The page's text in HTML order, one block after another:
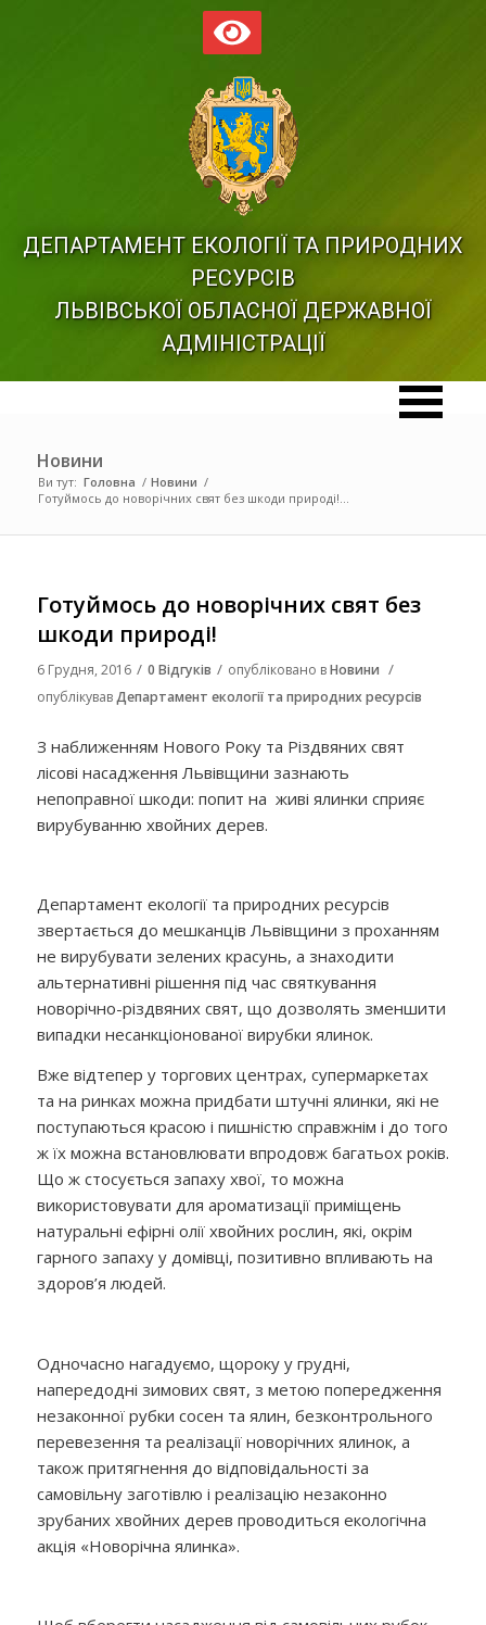
ДЕПАРТАМЕНТ ЕКОЛОГІЇ ТА ПРИРОДНИХ
РЕСУРСІВ
ЛЬВІВСЬКОЇ ОБЛАСНОЇ ДЕРЖАВНОЇ
АДМІНІСТРАЦІЇ
Новини
Ви тут: Головна / Новини /
Готуймось до новорічних свят без шкоди природі!...
Готуймось до новорічних свят без
шкоди природі!
6 Грудня, 2016 / 0 Відгуків / опубліковано вНовини /
опублікувавДепартамент екології та природних ресурсів
З наближенням Нового Року та Різдвяних свят
лісові насадження Львівщини зазнають
непоправної шкоди: попит на живі ялинки сприяє
вирубуванню хвойних дерев.
Департамент екології та природних ресурсів
звертається до мешканців Львівщини з проханням
не вирубувати зелених красунь, а знаходити
альтернативні рішення під час святкування
новорічно-різдвяних свят, що дозволять зменшити
випадки несанкціонованої вирубки ялинок.
Вже відтепер у торгових центрах, супермаркетах
та на ринках можна придбати штучні ялинки, які не
поступаються красою і пишністю справжнім і до того
ж їх можна встановлювати впродовж багатьох років.
Що ж стосується запаху хвої, то можна
використовувати для ароматизації приміщень
натуральні ефірні олії хвойних рослин, які, окрім
гарного запаху у домівці, позитивно впливають на
здоров’я людей.
Одночасно нагадуємо, щороку у грудні,
напередодні зимових свят, з метою попередження
незаконної рубки сосен та ялин, безконтрольного
перевезення та реалізації новорічних ялинок, а
також притягнення до відповідальності за
самовільну заготівлю і реалізацію незаконно
зрубаних хвойних дерев проводиться екологічна
акція «Новорічна ялинка».